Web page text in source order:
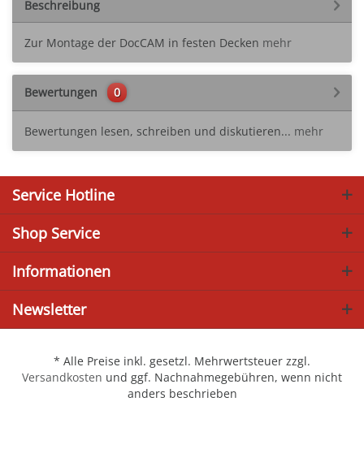
Beschreibung
Zur Montage der DocCAM in festen Decken mehr
Bewertungen 0
Bewertungen lesen, schreiben und diskutieren... mehr
Service Hotline
Shop Service
Informationen
Newsletter
* Alle Preise inkl. gesetzl. Mehrwertsteuer zzgl.
Versandkosten und ggf. Nachnahmegebühren, wenn nicht
anders beschrieben